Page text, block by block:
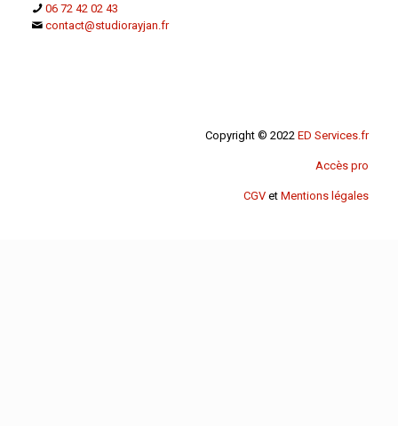
06 72 42 02 43
contact@studiorayjan.fr
Copyright © 2022 ED Services.fr
Accès pro
CGV et Mentions légales